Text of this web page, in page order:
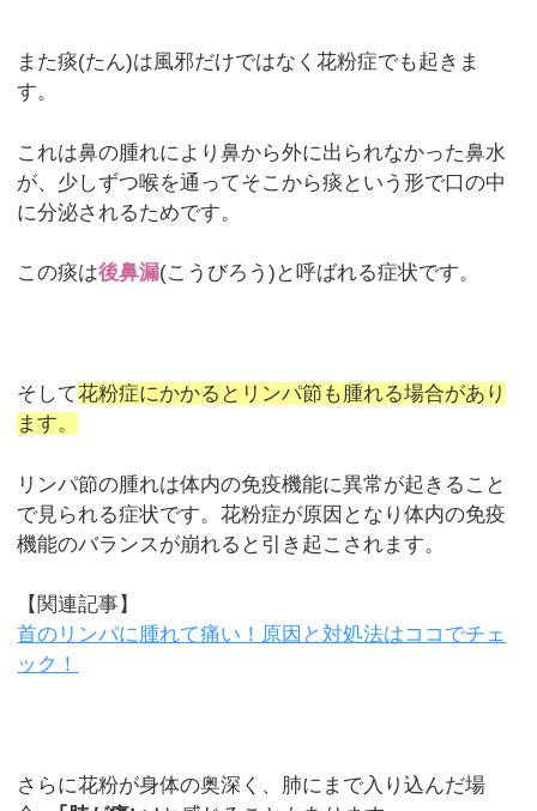
また痰(たん)は風邪だけではなく花粉症でも起きま
す。
これは鼻の腫れにより鼻から外に出られなかった鼻水
が、少しずつ喉を通ってそこから痰という形で口の中
に分泌されるためです。
この痰は後鼻漏(こうびろう)と呼ばれる症状です。
そして花粉症にかかるとリンパ節も腫れる場合があり
ます。
リンパ節の腫れは体内の免疫機能に異常が起きること
で見られる症状です。花粉症が原因となり体内の免疫
機能のバランスが崩れると引き起こされます。
【関連記事】
首のリンパに腫れて痛い！原因と対処法はココでチェ
ック！
さらに花粉が身体の奥深く、肺にまで入り込んだ場